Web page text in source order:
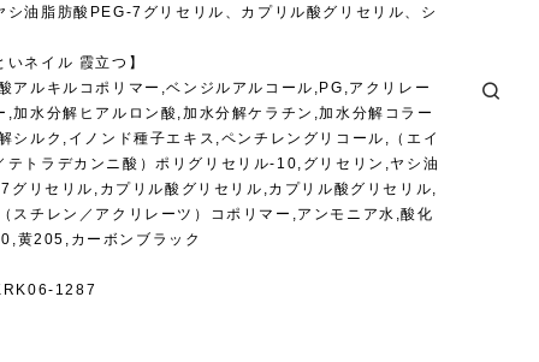
シ油脂肪酸PEG-7グリセリル、カプリル酸グリセリル、シ
いネイル 霞立つ】
アルキルコポリマー,ベンジルアルコール,PG,アクリレー
,加水分解ヒアルロン酸,加水分解ケラチン,加水分解コラー
シルク,イノンド種子エキス,ペンチレングリコール,（エイ
テトラデカンニ酸）ポリグリセリル-10,グリセリン,ヤシ油
グリセリル,カプリル酸グリセリル,カプリル酸グリセリル,
スチレン／アクリレーツ）コポリマー,アンモニア水,酸化
黄205,カーボンブラック
1287